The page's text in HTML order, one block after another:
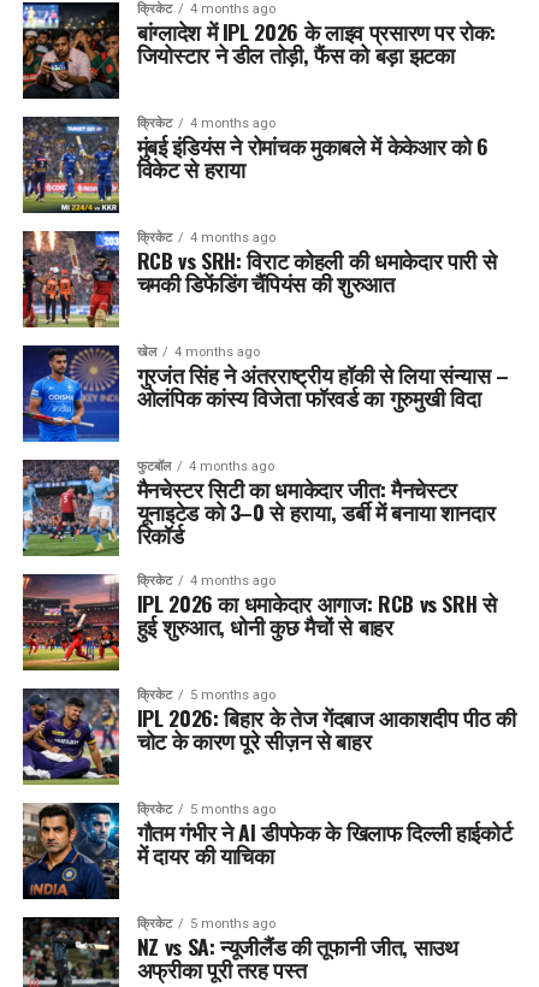
क्रिकेट 4 months ago
बांग्लादेश में IPL 2026 के लाइव प्रसारण पर रोक:
जियोस्टार ने डील तोड़ी, फैंस को बड़ा झटका
क्रिकेट 4 months ago
मुंबई इंडियंस ने रोमांचक मुकाबले में केकेआर को 6
विकेट से हराया
क्रिकेट 4 months ago
RCB vs SRH: विराट कोहली की धमाकेदार पारी से
चमकी डिफेंडिंग चैंपियंस की शुरुआत
खेल 4 months ago
गुरजंत सिंह ने अंतरराष्ट्रीय हॉकी से लिया संन्यास –
ओलंपिक कांस्य विजेता फॉरवर्ड का गुरुमुखी विदा
फुटबॉल 4 months ago
मैनचेस्टर सिटी का धमाकेदार जीत: मैनचेस्टर
यूनाइटेड को 3–0 से हराया, डर्बी में बनाया शानदार
रिकॉर्ड
क्रिकेट 4 months ago
IPL 2026 का धमाकेदार आगाज: RCB vs SRH से
हुई शुरुआत, धोनी कुछ मैचों से बाहर
क्रिकेट 5 months ago
IPL 2026: बिहार के तेज गेंदबाज आकाशदीप पीठ की
चोट के कारण पूरे सीज़न से बाहर
क्रिकेट 5 months ago
गौतम गंभीर ने AI डीपफेक के खिलाफ दिल्ली हाईकोर्ट
में दायर की याचिका
क्रिकेट 5 months ago
NZ vs SA: न्यूजीलैंड की तूफानी जीत, साउथ
अफ्रीका पूरी तरह पस्त